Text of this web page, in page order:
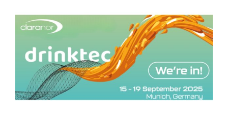
l'image
agrandie